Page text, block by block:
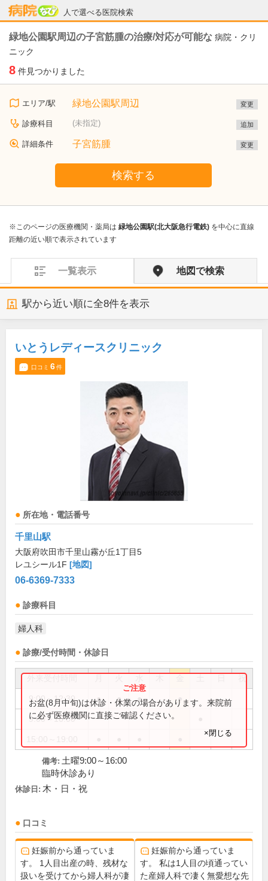
人で選べる医院検索
病院なび
緑地公園駅周辺の子宮筋腫の治療/対応が可能な 病院・クリ
ニック
8 件見つかりました
エリア/駅 緑地公園駅周辺 変更
診療科目 (未指定) 追加
詳細条件 子宮筋腫 変更
検索する
※このページの医療機関・薬局は 緑地公園駅(北大阪急行電鉄) を中心に直線
距離の近い順で表示されています
一覧表示 地図で検索
駅から近い順に全8件を表示
いとうレディースクリニック
口コミ 6件
所在地・電話番号
千里山駅
大阪府吹田市千里山霧が丘1丁目5
レユシール1F [地図]
06-6369-7333
診療科目
婦人科
診療/受付時間・休診日
祝
9:00～12:30 ● ● ● ●
9:00～16:00
お盆(8月中旬)は休診・休業の場合があります。来院前
に必ず医療機関に直接ご確認ください。
×閉じる
備考: 土曜9:00～16:00
臨時休診あり
休診日: 木・日・祝
口コミ
妊娠前から通っていま
す。 1人目出産の時、残材な
扱いを受けてから婦人科が凄
妊娠前から通っていま
す。 私は1人目の頃通ってい
た産婦人科で凄く無愛想な先